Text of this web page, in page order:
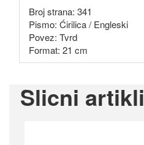
Broj strana: 341
Pismo: Ćirilica / Engleski
Povez: Tvrd
Format: 21 cm
Slicni artikli